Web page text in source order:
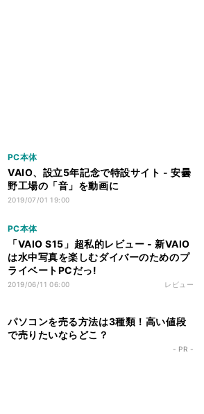
PC本体
VAIO、設立5年記念で特設サイト - 安曇
野工場の「音」を動画に
2019/07/01 19:00
PC本体
「VAIO S15」超私的レビュー - 新VAIO
は水中写真を楽しむダイバーのためのプ
ライベートPCだっ!
2019/06/11 06:00 レビュー
パソコンを売る方法は3種類！高い値段
で売りたいならどこ？
- PR -